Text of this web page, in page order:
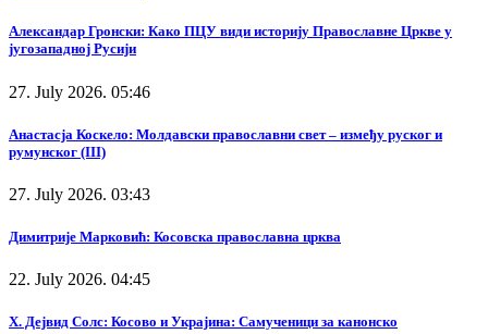
Александар Гронски: Како ПЦУ види историју Православне Цркве у
југозападној Русији
27. July 2026. 05:46
Анастасја Коскело: Молдавски православни свет – између руског и
румунског (III)
27. July 2026. 03:43
Димитрије Марковић: Косовска православна црква
22. July 2026. 04:45
Х. Дејвид Солс: Косово и Украјина: Самученици за канонско